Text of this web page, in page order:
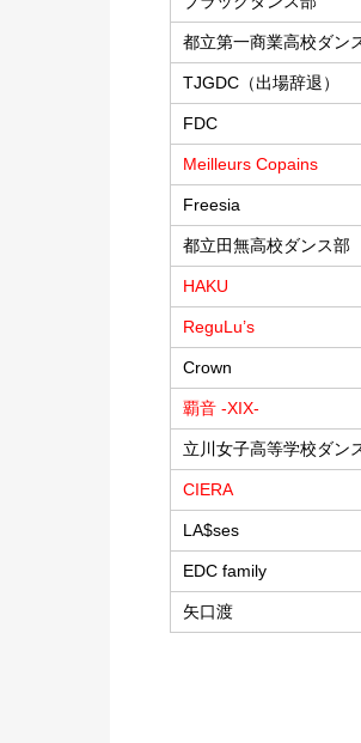
都立第一商業高校ダン
TJGDC（出場辞退）
FDC
Meilleurs Copains
Freesia
都立田無高校ダンス部
HAKU
ReguLu’s
Crown
覇音 -XIX-
立川女子高等学校ダン
CIERA
LA$ses
EDC family
矢口渡